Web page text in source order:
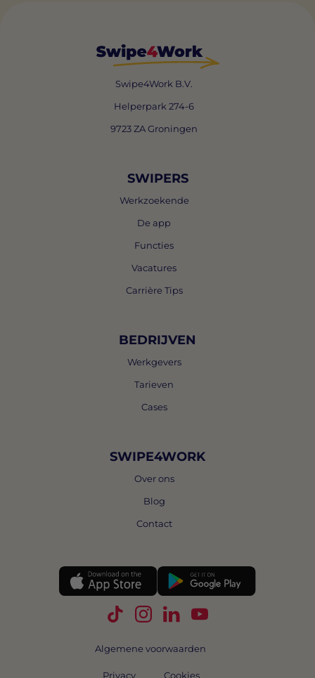
Swipe4Work B.V.
Helperpark 274-6
9723 ZA Groningen
SWIPERS
Werkzoekende
De app
Functies
Vacatures
Carrière Tips
BEDRIJVEN
Werkgevers
Tarieven
Cases
SWIPE4WORK
Over ons
Blog
Contact
Volg Swipe4Work op TikTok
Volg Swipe4Work op
Volg Swipe4Work op
Volg Swipe4Work
Algemene voorwaarden
Privacy Cookies